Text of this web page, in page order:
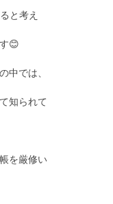
と考え
😊
中では、
知られて
を厳修い